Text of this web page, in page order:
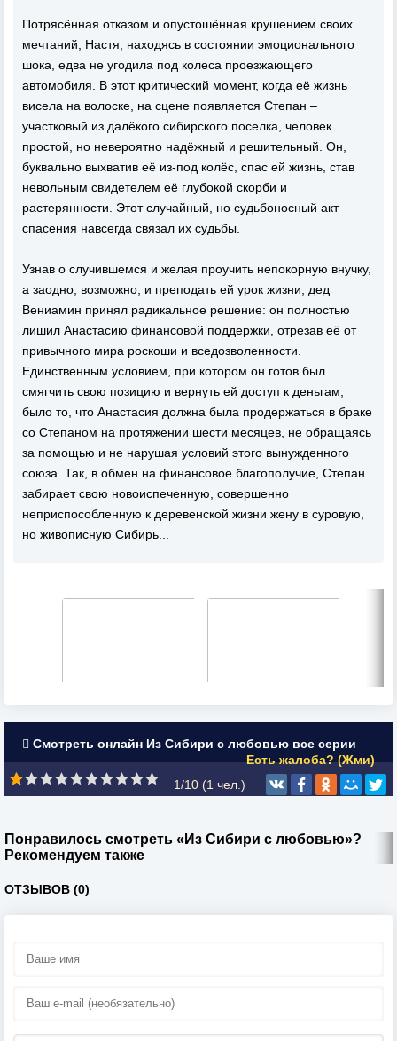
Потрясённая отказом и опустошённая крушением своих
мечтаний, Настя, находясь в состоянии эмоционального
шока, едва не угодила под колеса проезжающего
автомобиля. В этот критический момент, когда её жизнь
висела на волоске, на сцене появляется Степан –
участковый из далёкого сибирского поселка, человек
простой, но невероятно надёжный и решительный. Он,
буквально выхватив её из-под колёс, спас ей жизнь, став
невольным свидетелем её глубокой скорби и
растерянности. Этот случайный, но судьбоносный акт
спасения навсегда связал их судьбы.
Узнав о случившемся и желая проучить непокорную внучку,
а заодно, возможно, и преподать ей урок жизни, дед
Вениамин принял радикальное решение: он полностью
лишил Анастасию финансовой поддержки, отрезав её от
привычного мира роскоши и вседозволенности.
Единственным условием, при котором он готов был
смягчить свою позицию и вернуть ей доступ к деньгам,
было то, что Анастасия должна была продержаться в браке
со Степаном на протяжении шести месяцев, не обращаясь
за помощью и не нарушая условий этого вынужденного
союза. Так, в обмен на финансовое благополучие, Степан
забирает свою новоиспеченную, совершенно
неприспособленную к деревенской жизни жену в суровую,
но живописную Сибирь...
Смотреть онлайн Из Сибири с любовью все серии
Есть жалоба? (Жми)
1/10 (1 чел.)
Понравилось смотреть «Из Сибири с любовью»?
Рекомендуем также
ОТЗЫВОВ (0)